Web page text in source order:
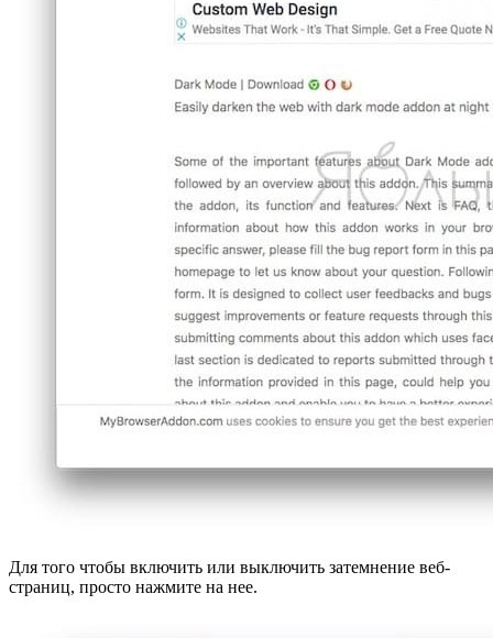
Для того чтобы включить или выключить затемнение веб-
страниц, просто нажмите на нее.